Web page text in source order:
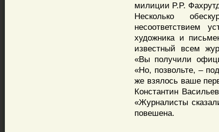
милиции P.P.
Несколько
несоответствием
художника и
известный всем
«Вы получили
«Но, позвольте, –
же взялось ваше
Константин
«Журналисты
повешена.